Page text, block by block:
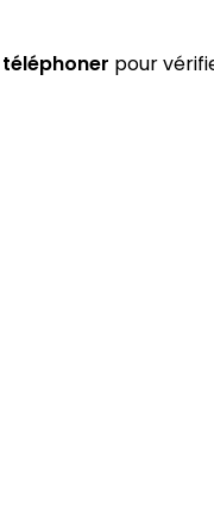
téléphoner pour